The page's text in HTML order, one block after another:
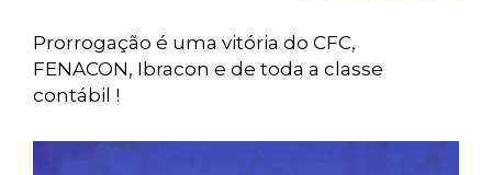
Prorrogação é uma vitória do CFC,
FENACON, Ibracon e de toda a classe
contábil !